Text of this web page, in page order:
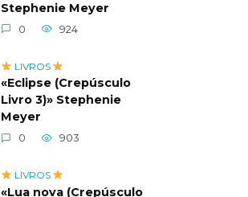
Stephenie Meyer
0 924
LIVROS
«Eclipse (Crepúsculo
Livro 3)» Stephenie
Meyer
0 903
LIVROS
«Lua nova (Crepúsculo